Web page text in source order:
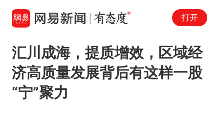
打开
汇川成海，提质增效，区域经
济高质量发展背后有这样一股
“宁”聚力